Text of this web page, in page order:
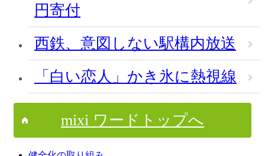
円寄付
西鉄、意図しない駅構内放送
「白い恋人」かき氷に熱視線
mixi ワードトップへ